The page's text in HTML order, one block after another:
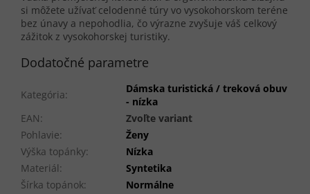
si môžete užívať celodenné túry vo vysokohorskom teréne
bez únavy a nepohodlia, čo výrazne zvyšuje váš celkový
zážitok z vysokohorskej turistiky.
Dodatočné parametre
Kategória:
Dámska turistická / treková obuv
- nízka
EAN:
Zvoľte variant
Pohlavie:
Ženy
Výška topánky:
Nízka
Materiál:
Syntetika
Šírka topánok:
Normálne